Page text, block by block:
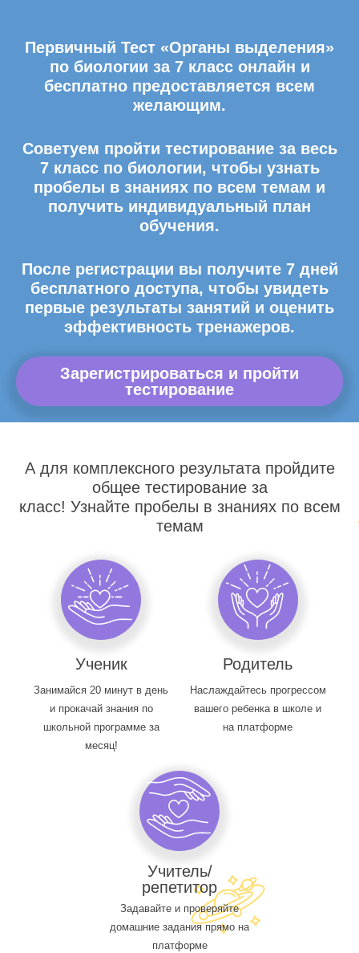
Первичный Тест «Органы выделения»
по биологии за 7 класс онлайн и
бесплатно предоставляется всем
желающим.
Советуем пройти тестирование за весь
7 класс по биологии, чтобы узнать
пробелы в знаниях по всем темам и
получить индивидуальный план
обучения.
После регистрации вы получите 7 дней
бесплатного доступа, чтобы увидеть
первые результаты занятий и оценить
эффективность тренажеров.
Зарегистрироваться и пройти
тестирование
А для комплексного результата пройдите
общее тестирование за
класс! Узнайте пробелы в знаниях по всем
темам
Ученик
Занимайся 20 минут в день
и прокачай знания по
школьной программе за
месяц!
Родитель
Наслаждайтесь прогрессом
вашего ребенка в школе и
на платформе
Учитель/
репетитор
Задавайте и проверяйте
домашние задания прямо на
платформе